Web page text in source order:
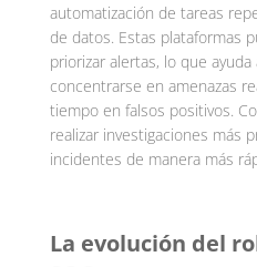
automatización de tareas
de datos. Estas plataformas
priorizar alertas, lo que
concentrarse en amenazas
tiempo en falsos positivos.
realizar investigaciones más
incidentes de manera más
La evolución del